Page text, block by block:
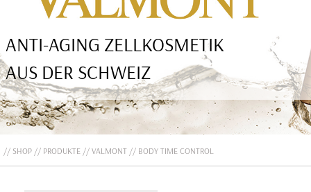
BELLEFONTAINE
DERMALOGICA
EVA GARDEN
APHRO CELINA
ANGEBOTE
KONTAKT
ANTI-AGING ZELLKOSMETIK
AUS DER SCHWEIZ
SHOP PRODUKTE VALMONT BODY TIME CONTROL